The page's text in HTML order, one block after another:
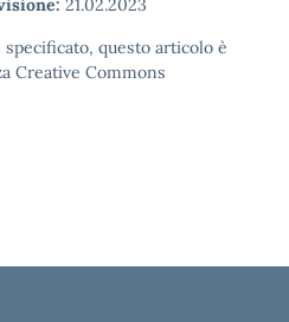
21.02.2023
questo articolo è
Creative Commons